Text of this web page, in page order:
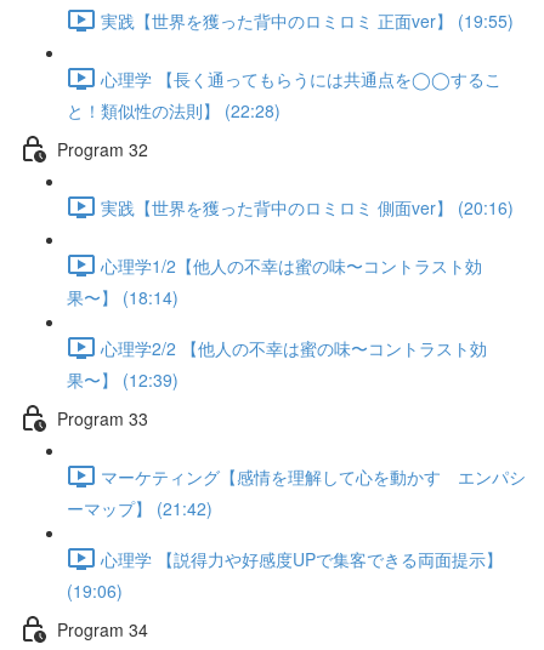
実践【世界を獲った背中のロミロミ 正面ver】 (19:55)
心理学 【長く通ってもらうには共通点を◯◯するこ
と！類似性の法則】 (22:28)
Program 32
実践【世界を獲った背中のロミロミ 側面ver】 (20:16)
心理学1/2【他人の不幸は蜜の味〜コントラスト効
果〜】 (18:14)
心理学2/2 【他人の不幸は蜜の味〜コントラスト効
果〜】 (12:39)
Program 33
マーケティング【感情を理解して心を動かす エンパシ
ーマップ】 (21:42)
心理学 【説得力や好感度UPで集客できる両面提示】
(19:06)
Program 34